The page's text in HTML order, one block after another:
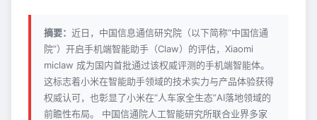
摘要： 近日，中国信息通信研究院（以下简称“中国信通
院”）开启手机端智能助手（Claw）的评估，Xiaomi
miclaw 成为国内首批通过该权威评测的手机端智能体。
这标志着小米在智能助手领域的技术实力与产品体验获得
权威认可，也彰显了小米在“人车家全生态”AI落地领域的
前瞻性布局。 中国信通院人工智能研究所联合业界多家